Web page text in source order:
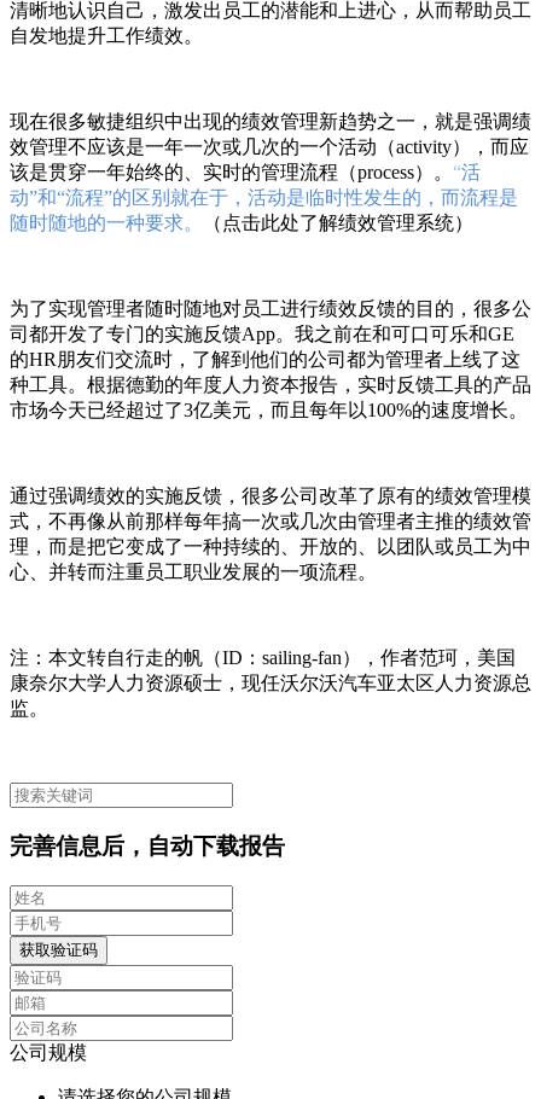
清晰地认识自己，激发出员工的潜能和上进心，从而帮助员工
自发地提升工作绩效。
现在很多敏捷组织中出现的绩效管理新趋势之一，就是强调绩
效管理不应该是一年一次或几次的一个活动（activity），而应
该是贯穿一年始终的、实时的管理流程（process）。 “活
动”和“流程”的区别就在于，活动是临时性发生的，而流程是
随时随地的一种要求。
（点击此处了解绩效管理系统）
为了实现管理者随时随地对员工进行绩效反馈的目的，很多公
司都开发了专门的实施反馈App。我之前在和可口可乐和GE
的HR朋友们交流时，了解到他们的公司都为管理者上线了这
种工具。根据德勤的年度人力资本报告，实时反馈工具的产品
市场今天已经超过了3亿美元，而且每年以100%的速度增长。
通过强调绩效的实施反馈，很多公司改革了原有的绩效管理模
式，不再像从前那样每年搞一次或几次由管理者主推的绩效管
理，而是把它变成了一种持续的、开放的、以团队或员工为中
心、并转而注重员工职业发展的一项流程。
注：本文转自行走的帆（ID：sailing-fan），作者范珂，美国
康奈尔大学人力资源硕士，现任沃尔沃汽车亚太区人力资源总
监。
完善信息后，自动下载报告
获取验证码
公司规模